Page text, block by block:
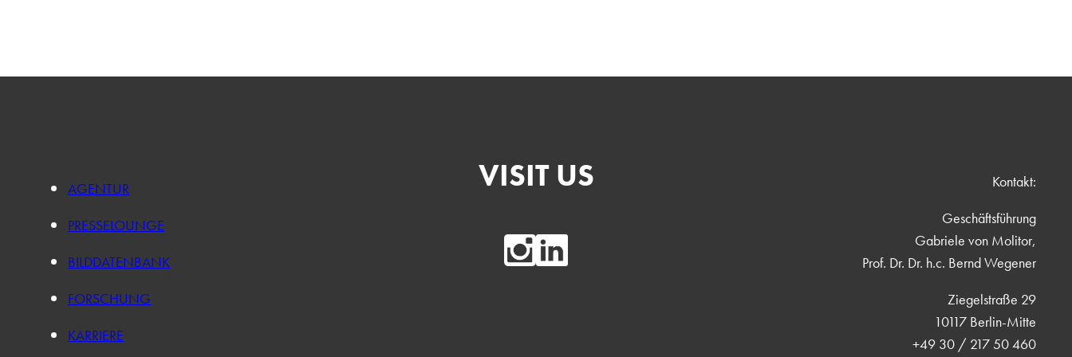
AGENTUR
PRESSELOUNGE
BILDDATENBANK
FORSCHUNG
KARRIERE
VISIT US
Kontakt:
Geschäftsführung
Gabriele von Molitor,
Prof. Dr. Dr. h.c. Bernd Wegener
Ziegelstraße 29
10117 Berlin-Mitte
+49 30 / 217 50 460